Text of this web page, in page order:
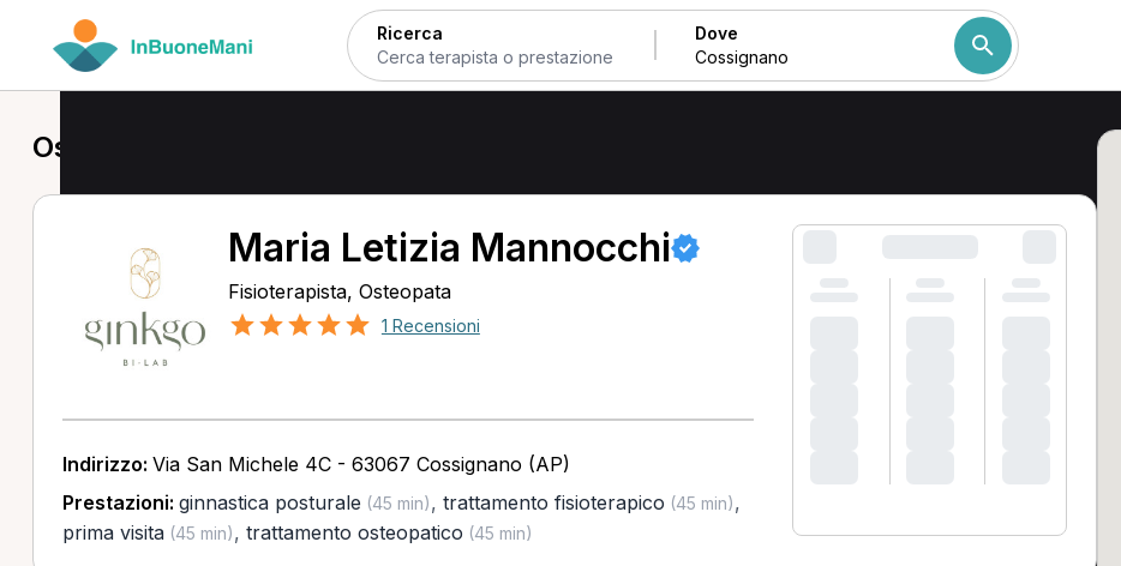
Ricerca Dove
Osteopata a Cossignano
Maria Letizia Mannocchi
Fisioterapista, Osteopata
1 Recensioni
Indirizzo: Via San Michele 4C - 63067 Cossignano (AP)
Prestazioni: ginnastica posturale (45 min), trattamento fisioterapico (45 min),
prima visita(45 min), trattamento osteopatico (45 min)